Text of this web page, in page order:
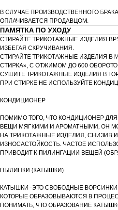
В СЛУЧАЕ ПРОИЗВОДСТВЕННОГО
ОПЛАЧИВАЕТСЯ ПРОДАВЦОМ.
ПАМЯТКА ПО УХОДУ
СТИРАЙТЕ ТРИКОТАЖНЫЕ ИЗДЕЛИЯ
ИЗБЕГАЯ СКРУЧИВАНИЯ.
СТИРАЙТЕ ТРИКОТАЖНЫЕ ИЗДЕЛИЯ В
СТИРКА», С ОТЖИМОМ ДО 600
СУШИТЕ ТРИКОТАЖНЫЕ ИЗДЕЛИЯ В
ПРИ СТИРКЕ НЕ ИСПОЛЬЗУЙТЕ
КОНДИЦИОНЕР
ПОМИМО ТОГО, ЧТО КОНДИЦИОНЕР
ВЕЩИ МЯГКИМИ И АРОМАТНЫМИ, ОН
НА ТРИКОТАЖНЫЕ ИЗДЕЛИЯ, СНИЗИВ
ИЗНОСАСТОЙКОСТЬ. ЧАСТОЕ
ПРИВОДИТ К ПИЛИНГАЦИИ ВЕЩЕЙ
ПЫЛИНКИ (КАТЫШКИ)
КАТЫШКИ -ЭТО СВОБОДНЫЕ
КОТОРЫЕ ОБРАЗОВЫВАЮТСЯ В
ПОНИМАТЬ, ЧТО ОБРАЗОВАНИЕ